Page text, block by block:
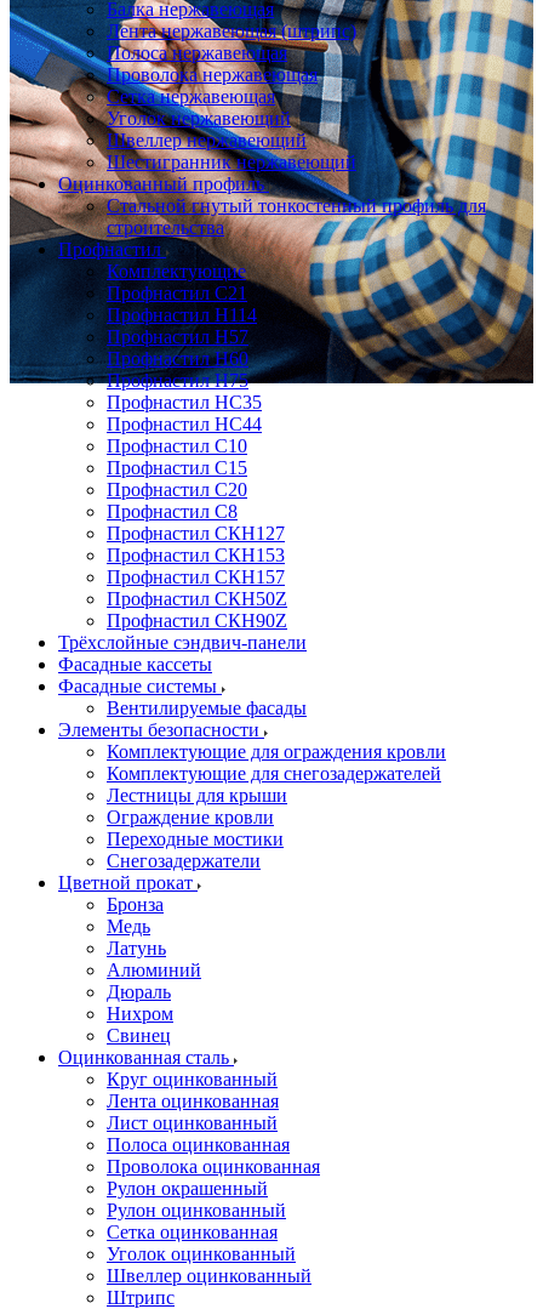
Балка нержавеющая
Лента нержавеющая (штрипс)
Полоса нержавеющая
Проволока нержавеющая
Сетка нержавеющая
Уголок нержавеющий
Швеллер нержавеющий
Шестигранник нержавеющий
Оцинкованный профиль
Стальной гнутый тонкостенный профиль для
строительства
Профнастил
Комплектующие
Профнастил C21
Профнастил Н114
Профнастил Н57
Профнастил Н60
Профнастил Н75
Профнастил НС35
Профнастил НС44
Профнастил С10
Профнастил С15
Профнастил С20
Профнастил С8
Профнастил СКН127
Профнастил СКН153
Профнастил СКН157
Профнастил СКН50Z
Профнастил СКН90Z
Трёхслойные сэндвич-панели
Фасадные кассеты
Фасадные системы
Вентилируемые фасады
Элементы безопасности
Комплектующие для ограждения кровли
Комплектующие для снегозадержателей
Лестницы для крыши
Ограждение кровли
Переходные мостики
Снегозадержатели
Цветной прокат
Бронза
Медь
Латунь
Алюминий
Дюраль
Нихром
Свинец
Оцинкованная сталь
Круг оцинкованный
Лента оцинкованная
Лист оцинкованный
Полоса оцинкованная
Проволока оцинкованная
Рулон окрашенный
Рулон оцинкованный
Сетка оцинкованная
Уголок оцинкованный
Швеллер оцинкованный
Штрипс